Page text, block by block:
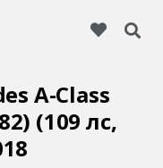
A-Class
(109 лс,